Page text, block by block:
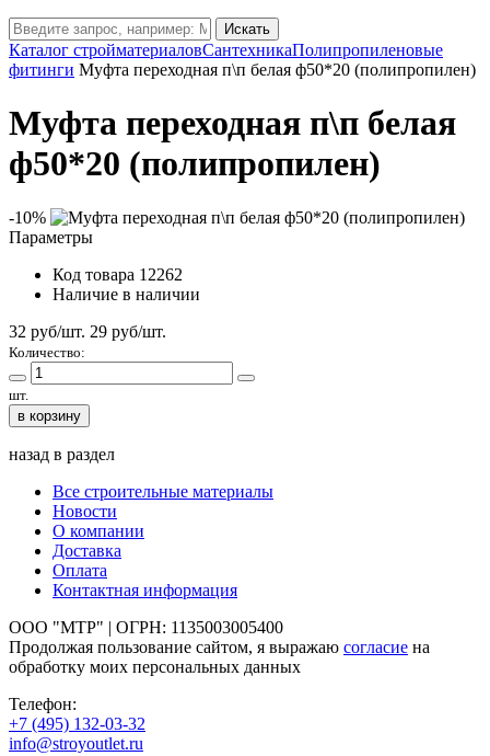
Искать
Каталог стройматериаловСантехникаПолипропиленовые
фитинги Муфта переходная п\п белая ф50*20 (полипропилен)
Муфта переходная п\п белая
ф50*20 (полипропилен)
-10%
Параметры
Код товара 12262
Наличие в наличии
32 руб/шт. 29 руб/шт.
Количество:
шт.
в корзину
назад в раздел
Все строительные материалы
Новости
О компании
Доставка
Оплата
Контактная информация
ООО "МТР" | ОГРН: 1135003005400
Продолжая пользование сайтом, я выражаю согласие на
обработку моих персональных данных
Телефон:
+7 (495) 132-03-32
info@stroyoutlet.ru